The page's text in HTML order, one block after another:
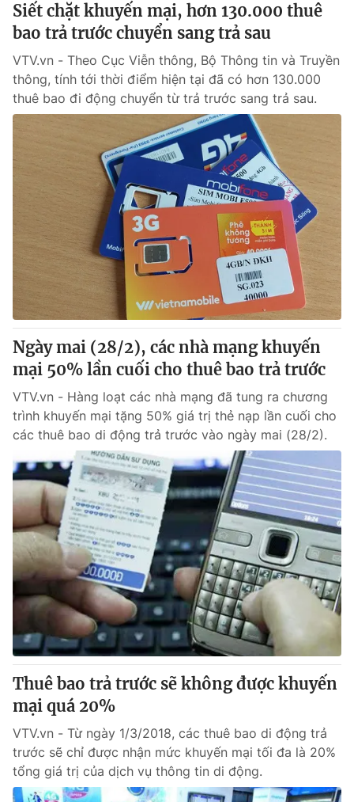
Siết chặt khuyến mại, hơn 130.000 thuê
bao trả trước chuyển sang trả sau
VTV.vn - Theo Cục Viễn thông, Bộ Thông tin và Truyền
thông, tính tới thời điểm hiện tại đã có hơn 130.000
thuê bao đi động chuyển từ trả trước sang trả sau.
Ngày mai (28/2), các nhà mạng khuyến
mại 50% lần cuối cho thuê bao trả trước
VTV.vn - Hàng loạt các nhà mạng đã tung ra chương
trình khuyến mại tặng 50% giá trị thẻ nạp lần cuối cho
các thuê bao di động trả trước vào ngày mai (28/2).
Thuê bao trả trước sẽ không được khuyến
mại quá 20%
VTV.vn - Từ ngày 1/3/2018, các thuê bao di động trả
trước sẽ chỉ được nhận mức khuyến mại tối đa là 20%
tổng giá trị của dịch vụ thông tin di động.